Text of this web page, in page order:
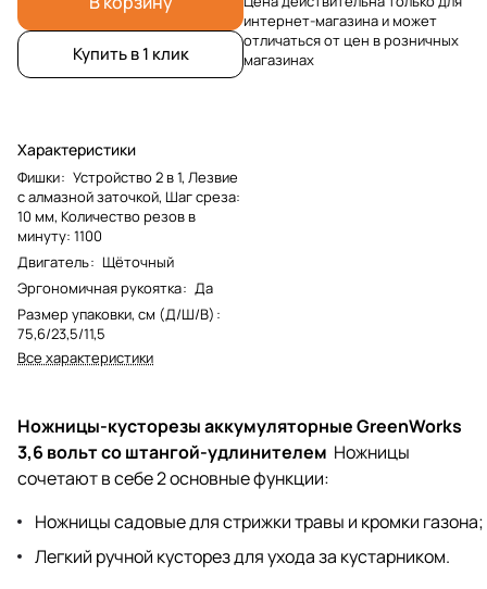
Купить в 1 клик
Характеристики
Фишки: Устройство 2 в 1, Лезвие
с алмазной заточкой, Шаг среза:
10 мм, Количество резов в
минуту: 1100
Двигатель: Щёточный
Эргономичная рукоятка: Да
Размер упаковки, см (Д/Ш/В) :
75,6/23,5/11,5
Все характеристики
интернет-магазина и может
отличаться от цен в розничных
магазинах
Ножницы-кусторезы аккумуляторные GreenWorks
3,6 вольт со штангой-удлинителем Ножницы
сочетают в себе 2 основные функции:
Ножницы садовые для стрижки травы и кромки газона;
Легкий ручной кусторез для ухода за кустарником.